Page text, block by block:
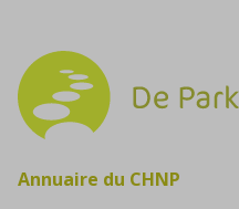
Annuaire du CHNP